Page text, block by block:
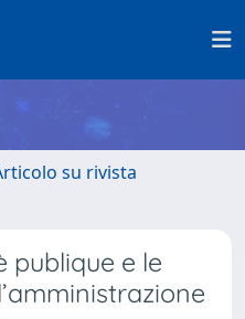
su rivista
publique e le